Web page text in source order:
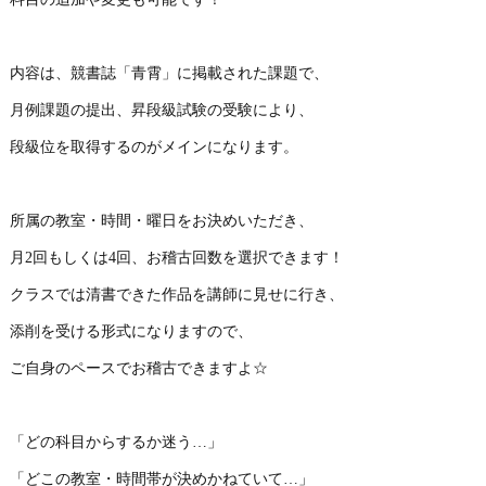
内容は、競書誌「青霄」に掲載された課題で、
月例課題の提出、昇段級試験の受験により、
段級位を取得するのがメインになります。
所属の教室・時間・曜日をお決めいただき、
月2回もしくは4回、お稽古回数を選択できます！
クラスでは清書できた作品を講師に見せに行き、
添削を受ける形式になりますので、
ご自身のペースでお稽古できますよ☆
「どの科目からするか迷う…」
「どこの教室・時間帯が決めかねていて…」